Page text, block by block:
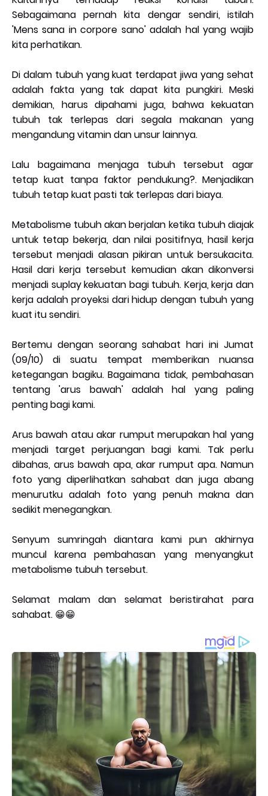
Sebagaimana pernah kita dengar sendiri, istilah
'Mens sana in corpore sano' adalah hal yang wajib
kita perhatikan.
Di dalam tubuh yang kuat terdapat jiwa yang sehat
adalah fakta yang tak dapat kita pungkiri. Meski
demikian, harus dipahami juga, bahwa kekuatan
tubuh tak terlepas dari segala makanan yang
mengandung vitamin dan unsur lainnya.
Lalu bagaimana menjaga tubuh tersebut agar
tetap kuat tanpa faktor pendukung?. Menjadikan
tubuh tetap kuat pasti tak terlepas dari biaya.
Metabolisme tubuh akan berjalan ketika tubuh diajak
untuk tetap bekerja, dan nilai positifnya, hasil kerja
tersebut menjadi alasan pikiran untuk bersukacita.
Hasil dari kerja tersebut kemudian akan dikonversi
menjadi suplay kekuatan bagi tubuh. Kerja, kerja dan
kerja adalah proyeksi dari hidup dengan tubuh yang
kuat itu sendiri.
Bertemu dengan seorang sahabat hari ini Jumat
(09/10) di suatu tempat memberikan nuansa
ketegangan bagiku. Bagaimana tidak, pembahasan
tentang 'arus bawah' adalah hal yang paling
penting bagi kami.
Arus bawah atau akar rumput merupakan hal yang
menjadi target perjuangan bagi kami. Tak perlu
dibahas, arus bawah apa, akar rumput apa. Namun
foto yang diperlihatkan sahabat dan juga abang
menurutku adalah foto yang penuh makna dan
sedikit menegangkan.
Senyum sumringah diantara kami pun akhirnya
muncul karena pembahasan yang menyangkut
metabolisme tubuh tersebut.
Selamat malam dan selamat beristirahat para
sahabat. 😁😁